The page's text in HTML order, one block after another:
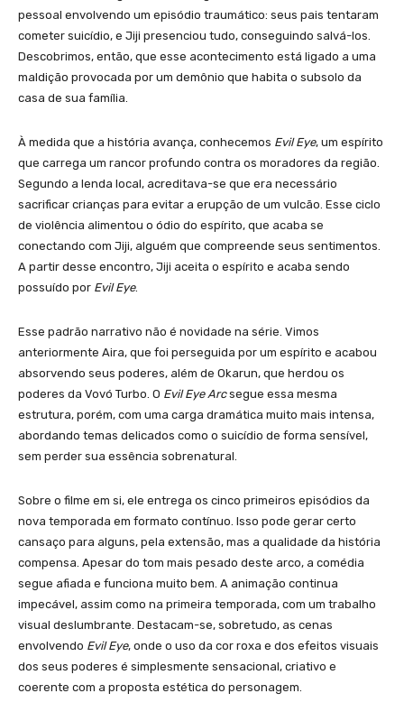
pessoal envolvendo um episódio traumático: seus pais tentaram
cometer suicídio, e Jiji presenciou tudo, conseguindo salvá-los.
Descobrimos, então, que esse acontecimento está ligado a uma
maldição provocada por um demônio que habita o subsolo da
casa de sua família.
À medida que a história avança, conhecemos Evil Eye, um espírito
que carrega um rancor profundo contra os moradores da região.
Segundo a lenda local, acreditava-se que era necessário
sacrificar crianças para evitar a erupção de um vulcão. Esse ciclo
de violência alimentou o ódio do espírito, que acaba se
conectando com Jiji, alguém que compreende seus sentimentos.
A partir desse encontro, Jiji aceita o espírito e acaba sendo
possuído por Evil Eye.
Esse padrão narrativo não é novidade na série. Vimos
anteriormente Aira, que foi perseguida por um espírito e acabou
absorvendo seus poderes, além de Okarun, que herdou os
poderes da Vovó Turbo. O Evil Eye Arcsegue essa mesma
estrutura, porém, com uma carga dramática muito mais intensa,
abordando temas delicados como o suicídio de forma sensível,
sem perder sua essência sobrenatural.
Sobre o filme em si, ele entrega os cinco primeiros episódios da
nova temporada em formato contínuo. Isso pode gerar certo
cansaço para alguns, pela extensão, mas a qualidade da história
compensa. Apesar do tom mais pesado deste arco, a comédia
segue afiada e funciona muito bem. A animação continua
impecável, assim como na primeira temporada, com um trabalho
visual deslumbrante. Destacam-se, sobretudo, as cenas
envolvendo Evil Eye, onde o uso da cor roxa e dos efeitos visuais
dos seus poderes é simplesmente sensacional, criativo e
coerente com a proposta estética do personagem.